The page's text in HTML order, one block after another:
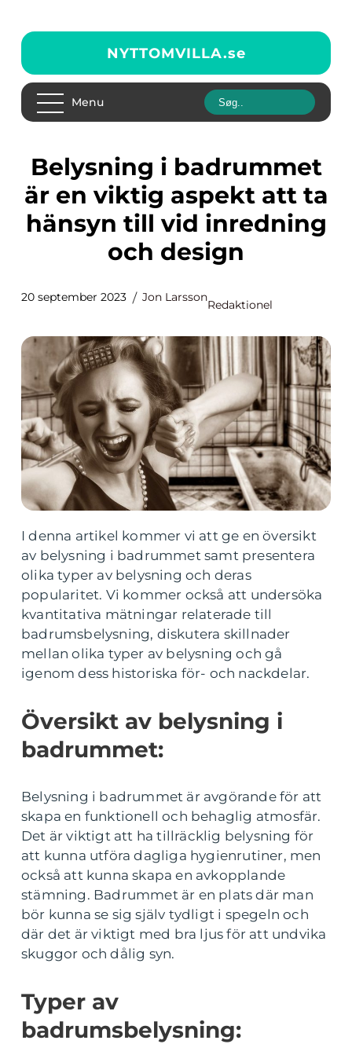
NYTTOMVILLA.se
Menu
Belysning i badrummet
är en viktig aspekt att ta
hänsyn till vid inredning
och design
20 september 2023 Jon Larsson
Redaktionel
I denna artikel kommer vi att ge en översikt
av belysning i badrummet samt presentera
olika typer av belysning och deras
popularitet. Vi kommer också att undersöka
kvantitativa mätningar relaterade till
badrumsbelysning, diskutera skillnader
mellan olika typer av belysning och gå
igenom dess historiska för- och nackdelar.
Översikt av belysning i
badrummet:
Belysning i badrummet är avgörande för att
skapa en funktionell och behaglig atmosfär.
Det är viktigt att ha tillräcklig belysning för
att kunna utföra dagliga hygienrutiner, men
också att kunna skapa en avkopplande
stämning. Badrummet är en plats där man
bör kunna se sig själv tydligt i spegeln och
där det är viktigt med bra ljus för att undvika
skuggor och dålig syn.
Typer av
badrumsbelysning: